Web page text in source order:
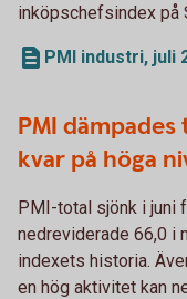
inköpschefsindex på
PMI industri, juli
PMI
kvar på höga
PMI-total sjönk i juni
nedreviderade 66,0 i
indexets historia.
en hög aktivitet kan